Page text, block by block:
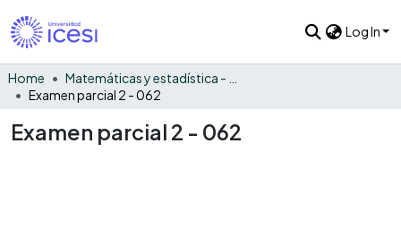
Log In
Home
Examen parcial 2 - 062
Examen parcial 2 - 062